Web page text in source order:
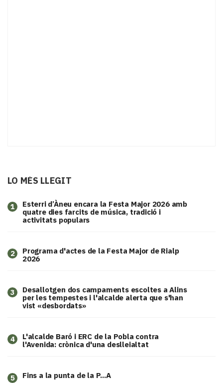
LO MÉS LLEGIT
1
Esterri d’Àneu encara la Festa Major 2026 amb
quatre dies farcits de música, tradició i
activitats populars
2
Programa d'actes de la Festa Major de Rialp
2026
3
​Desallotgen dos campaments escoltes a Alins
per les tempestes i l'alcalde alerta que s'han
vist «desbordats»
4
L'alcalde Baró i ERC de la Pobla contra
l'Avenida: crònica d'una deslleialtat
5 Fins a la punta de la P...A